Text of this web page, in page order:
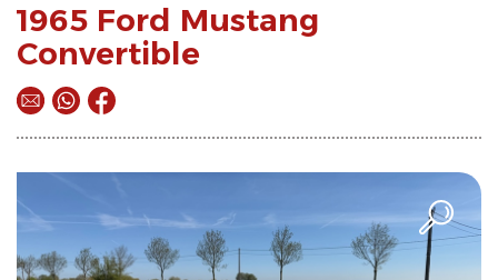
1965 Ford Mustang
Convertible